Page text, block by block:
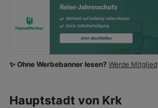
✨ Ohne Werbebanner lesen? Werde Mitglied
Hauptstadt von Krk